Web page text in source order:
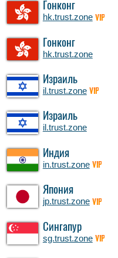
Гонконг
hk.trust.zone VIP
Гонконг
hk.trust.zone
Израиль
il.trust.zone VIP
Израиль
il.trust.zone
Индия
in.trust.zone VIP
Япония
jp.trust.zone VIP
Сингапур
sg.trust.zone VIP